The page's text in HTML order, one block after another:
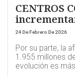
CENTROS COMERCIALES:
24 De Febrero De 2026
Por su parte, la
1.955 millones
evolución es